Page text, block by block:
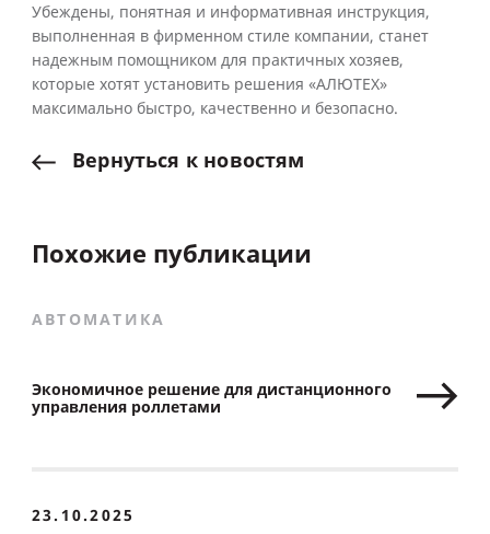
Убеждены, понятная и информативная инструкция,
выполненная в фирменном стиле компании, станет
надежным помощником для практичных хозяев,
которые хотят установить решения «АЛЮТЕХ»
максимально быстро, качественно и безопасно.
Вернуться к новостям
Похожие публикации
АВТОМАТИКА
Экономичное решение для дистанционного
управления роллетами
23.10.2025